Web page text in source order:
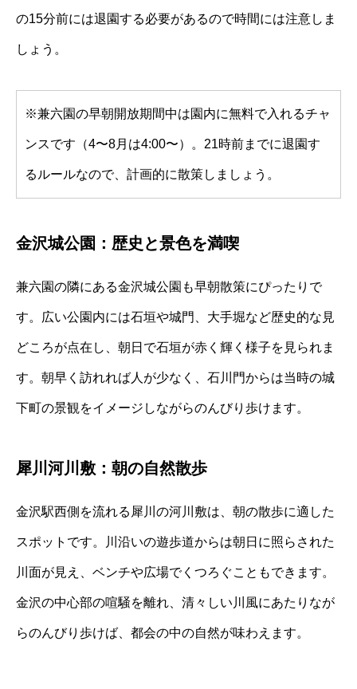
の15分前には退園する必要があるので時間には注意しま
しょう。
※兼六園の早朝開放期間中は園内に無料で入れるチャ
ンスです（4〜8月は4:00〜）。21時前までに退園す
るルールなので、計画的に散策しましょう。
金沢城公園：歴史と景色を満喫
兼六園の隣にある金沢城公園も早朝散策にぴったりで
す。広い公園内には石垣や城門、大手堀など歴史的な見
どころが点在し、朝日で石垣が赤く輝く様子を見られま
す。朝早く訪れれば人が少なく、石川門からは当時の城
下町の景観をイメージしながらのんびり歩けます。
犀川河川敷：朝の自然散歩
金沢駅西側を流れる犀川の河川敷は、朝の散歩に適した
スポットです。川沿いの遊歩道からは朝日に照らされた
川面が見え、ベンチや広場でくつろぐこともできます。
金沢の中心部の喧騒を離れ、清々しい川風にあたりなが
らのんびり歩けば、都会の中の自然が味わえます。